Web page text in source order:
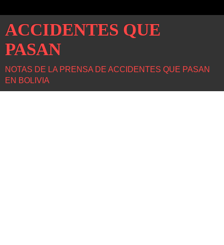
ACCIDENTES QUE
PASAN
NOTAS DE LA PRENSA DE ACCIDENTES QUE PASAN
EN BOLIVIA